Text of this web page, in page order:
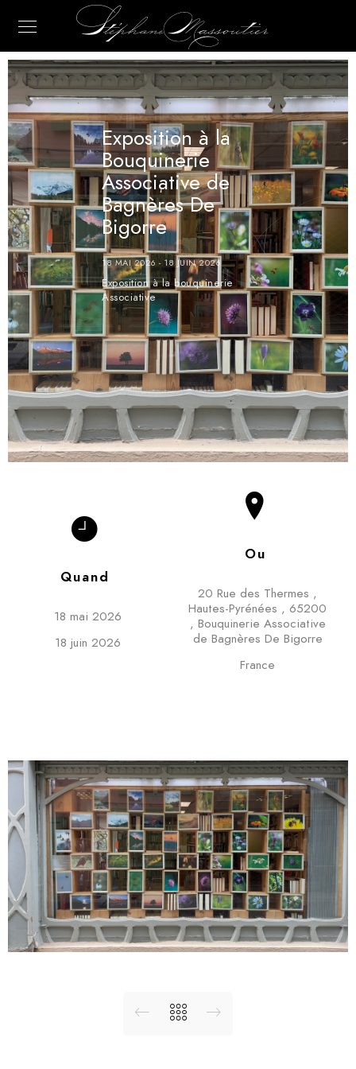
Exposition à la
Bouquinerie
Associative de
Bagnères De
Bigorre
18 MAI 2026 - 18 JUIN 2026
Exposition à la bouquinerie
Associative
Quand
18 mai 2026
18 juin 2026
Ou
20 Rue des Thermes ,
Hautes-Pyrénées , 65200
, Bouquinerie Associative
de Bagnères De Bigorre
France